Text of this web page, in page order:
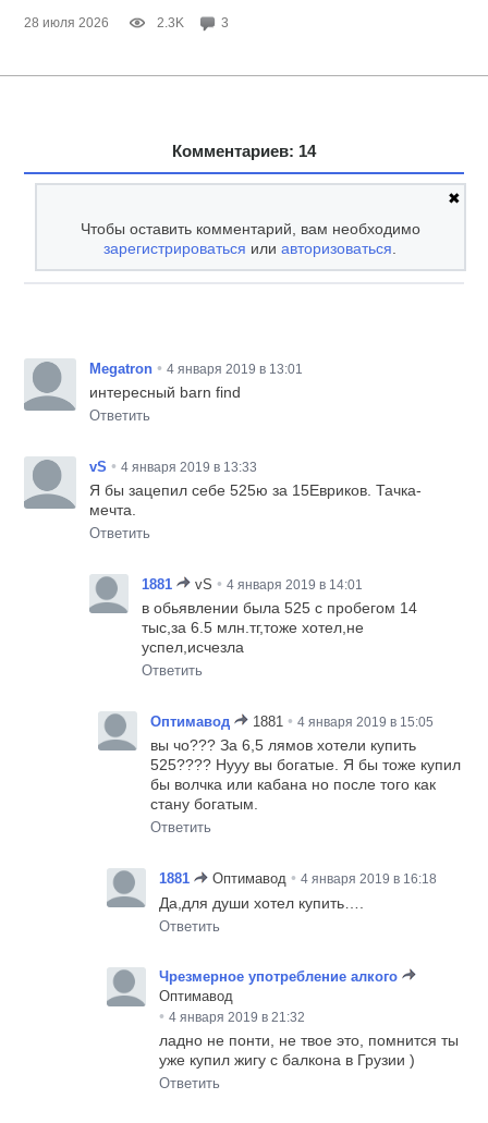
28 июля 2026 2.3K 3
Комментариев: 14
✖
Чтобы оставить комментарий, вам необходимо
зарегистрироваться илиавторизоваться.
Megatron • 4 января 2019 в 13:01
интересный barn find
Ответить
vS • 4 января 2019 в 13:33
Я бы зацепил себе 525ю за 15Евриков. Тачка-
мечта.
Ответить
1881 vS • 4 января 2019 в 14:01
в обьявлении была 525 с пробегом 14
тыс,за 6.5 млн.тг,тоже хотел,не
успел,исчезла
Ответить
Оптимавод 1881 • 4 января 2019 в 15:05
вы чо??? За 6,5 лямов хотели купить
525???? Нууу вы богатые. Я бы тоже купил
бы волчка или кабана но после того как
стану богатым.
Ответить
1881 Оптимавод • 4 января 2019 в 16:18
Да,для души хотел купить….
Ответить
Чрезмерное употребление алкого
Оптимавод
• 4 января 2019 в 21:32
ладно не понти, не твое это, помнится ты
уже купил жигу с балкона в Грузии )
Ответить